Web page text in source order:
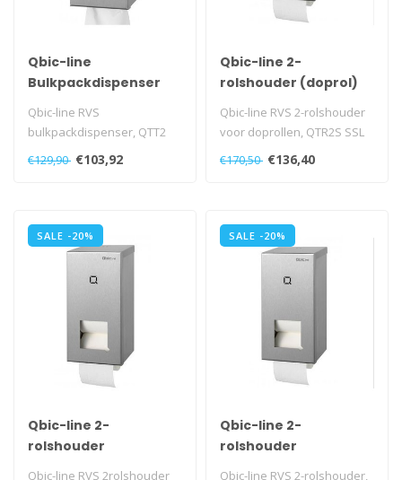
Qbic-line
Bulkpackdispenser
Qbic-line RVS
bulkpackdispenser, QTT2
€129,90 €103,92
Qbic-line 2-
rolshouder (doprol)
Qbic-line RVS 2-rolshouder
voor doprollen, QTR2S SSL
€170,50 €136,40
SALE -20%
Qbic-line 2-
rolshouder
(kokerloos)
Qbic-line RVS 2rolshouder
SALE -20%
Qbic-line 2-
rolshouder
(standaard)
Qbic-line RVS 2-rolshouder,